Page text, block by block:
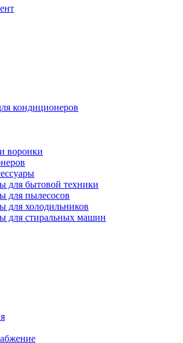
кондиционеров
воронки
для бытовой техники
для пылесосов
для холодильников
для стиральных машин